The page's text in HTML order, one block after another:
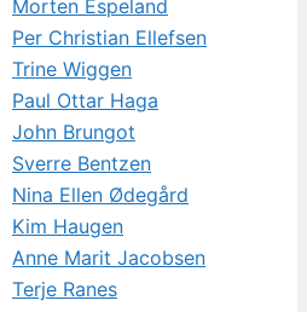
Morten Espeland
Per Christian Ellefsen
Trine Wiggen
Paul Ottar Haga
John Brungot
Sverre Bentzen
Nina Ellen Ødegård
Kim Haugen
Anne Marit Jacobsen
Terje Ranes